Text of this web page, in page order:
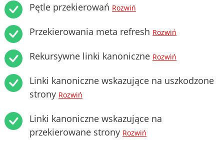
Pętle przekierowań Rozwiń
Przekierowania meta refresh Rozwiń
Rekursywne linki kanoniczne Rozwiń
Linki kanoniczne wskazujące na uszkodzone
strony Rozwiń
Linki kanoniczne wskazujące na
przekierowane strony Rozwiń